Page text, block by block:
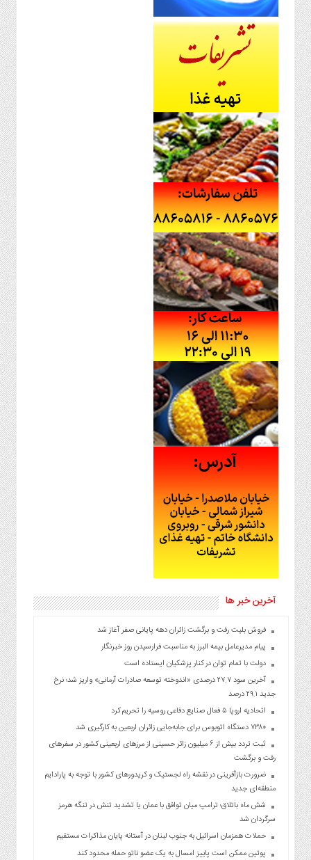
آخرین خبر ها
فروش بلیت رفت و برگشت زائران دهه پایانی صفر آغاز شد
پیام مدیرعامل بیمه البرز به مناسبت فرارسیدن روز خبرنگار
دولت با تمام توان در کنار پزشکیان ایستاده است
آخرین سود ۲۷.۷ درصدی «اندوخته توسعه صادرات آرمانی» واریز شد؛ نرخ
جدید ۲۹.۱ درصد
اتحادیه اروپا ۵ فعال صنایع دفاعی روسیه را تحریم کرد
۷۳۸۰ دستگاه اتوبوس برای جابه‌جایی زائران اربعین به‌ کارگیری شد
ثبت تردد بیش از ۶ میلیون زائر حسینی از مرزهای اربعینی کشور در سفرهای
رفت و برگشت
ضرورت بازآفرینی در نقشه راه لجستیک و کریدورهای کشور با توجه به پارادایم
منطقه‌ای جدید
شش ماه باتلاق؛ ترامپ میان توافق با عمان یا تشدید تنش در تنگه هرمز
سرگردان شد
حملات همزمان اسرائیل به جنوب لبنان در آستانه پایان مذاکرات مستقیم
پوتین ممکن است پاییز امسال به یک عضو ناتو حمله محدود کند